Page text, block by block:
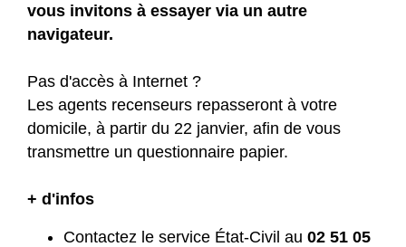
vous invitons à essayer via un autre
navigateur.
Pas d'accès à Internet ?
Les agents recenseurs repasseront à votre
domicile, à partir du 22 janvier, afin de vous
transmettre un questionnaire papier.
+ d'infos
Contactez le service État-Civil au 02 51 05